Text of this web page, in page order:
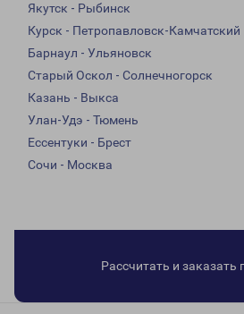
Якутск - Рыбинск
Курск - Петропавловск-Камчатский
Барнаул - Ульяновск
Старый Оскол - Солнечногорск
Казань - Выкса
Улан-Удэ - Тюмень
Ессентуки - Брест
Сочи - Москва
Рассчитать и заказать